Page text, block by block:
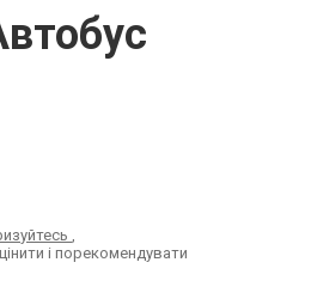
,
і порекомендувати